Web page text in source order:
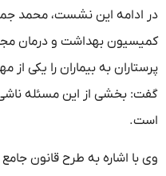
در ادامه این نشست، محمد
کمیسیون بهداشت و درمان
پرستاران به بیماران را یکی
گفت: بخشی از این مسئله
است.
وی با اشاره به طرح قانون